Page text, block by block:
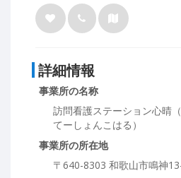
詳細情報
事業所の名称
訪問看護ステーション心晴
てーしょんこはる）
事業所の所在地
〒640-8303 和歌山市鳴神